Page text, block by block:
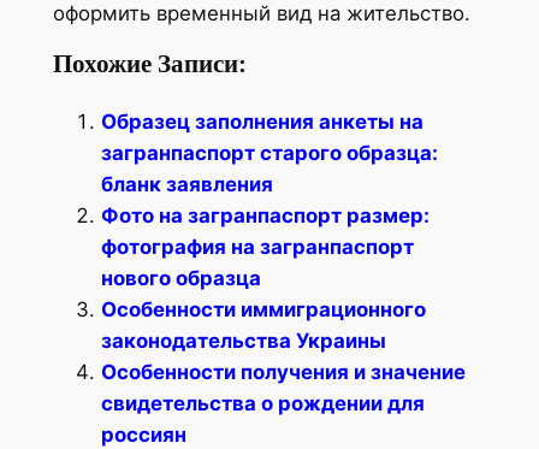
оформить временный вид на жительство.
Похожие Записи:
Образец заполнения анкеты на
загранпаспорт старого образца:
бланк заявления
Фото на загранпаспорт размер:
фотография на загранпаспорт
нового образца
Особенности иммиграционного
законодательства Украины
Особенности получения и значение
свидетельства о рождении для
россиян